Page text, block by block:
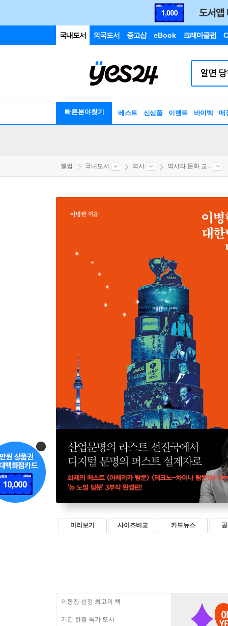
국내도서 외국도서 중고샵 eBook 크레마클럽
빠른분야찾기 베스트 신상품 이벤트 바이백 매
웰컴 국내도서 역사 역사와 문화 교...
미리보기 사이즈비교 카드뉴스
이동진 선정 최고의 책
기간 한정 특가 도서